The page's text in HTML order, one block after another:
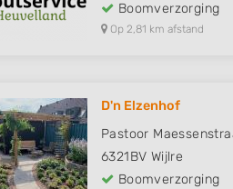
Boomverzorging
Op 2,81 km afstand
D'n Elzenhof
Pastoor
6321BV Wijlre
Boomverzorging